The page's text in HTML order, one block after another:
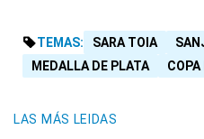
TEMAS: SARA TOIA
MEDALLA DE PLATA
LAS MÁS LEIDAS